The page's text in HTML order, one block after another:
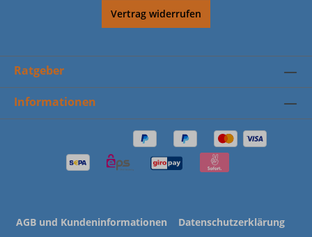
Vertrag widerrufen
Ratgeber
Informationen
AGB und Kundeninformationen Datenschutzerklärung